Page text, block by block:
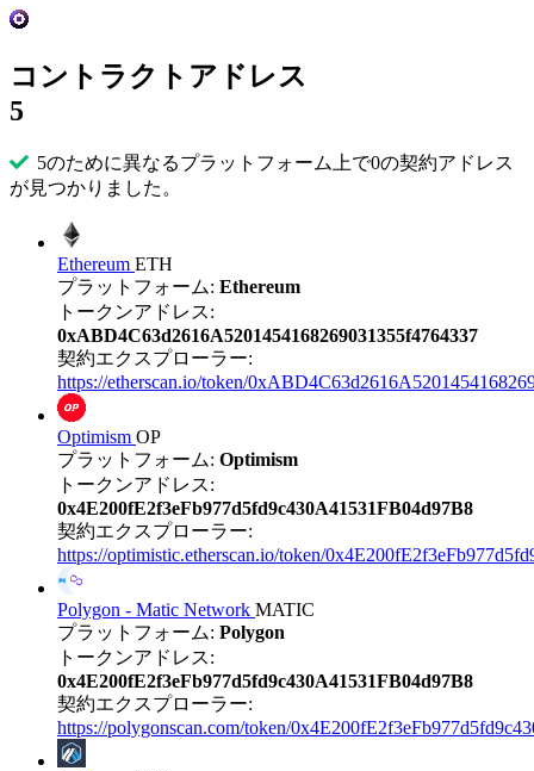
コントラクトアドレス
5
5のために異なるプラットフォーム上で0の契約アドレス
が見つかりました。
Ethereum ETH
プラットフォーム: Ethereum
トークンアドレス:
0xABD4C63d2616A5201454168269031355f4764337
契約エクスプローラー:
https://etherscan.io/token/
Optimism OP
プラットフォーム: Optimism
トークンアドレス:
0x4E200fE2f3eFb977d5fd9c430A41531FB04d97B8
契約エクスプローラー:
https://optimistic.etherscan.io/token/
Polygon - Matic Network MATIC
プラットフォーム: Polygon
トークンアドレス:
0x4E200fE2f3eFb977d5fd9c430A41531FB04d97B8
契約エクスプローラー:
https://polygonscan.com/token/